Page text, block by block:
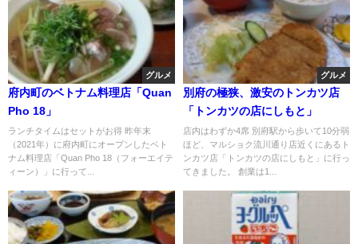
グルメ
府内町のベトナム料理店「Quan
Pho 18」
ランチタイムはセットがお得 昨年末
（2021年）に府内町にオープンしたベト
ナム料理店「Quan Pho 18（フォーエイテ
ィーン）」に行って...
グルメ
別府の極狭、激安のトンカツ店
「トンカツの店にしもと」
店内はわずか4席 別府駅から歩いて10分弱
ほど、マルショク流川通り店近くにあるト
ンカツ店「トンカツの店にしもと」に行っ
てきました。 創業は1...